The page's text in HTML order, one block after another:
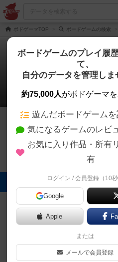
ボドゲーマTOP ボードゲームの検索
タイド・オ
4件の
4 1
ボドゲーマにログインすると、 「タイ
の画像をアップロード出来たり、他の
とができます。また、トップ6の画像は
トップに表示される画像
まつなが
ボードゲームのプレイ履
て、
自分のデータを管理しま
約75,000人がボドゲーマを
遊んだボードゲーム
気になるゲームのレビ
お気に入り作品・所有
有
ログイン / 会員登録（10秒
Google
Apple
または
メールで会員登録